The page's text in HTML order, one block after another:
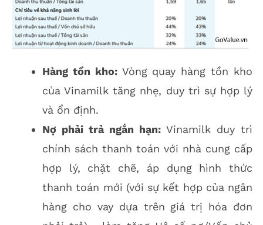
Hàng tồn kho:Vòng quay hàng tồn kho
của Vinamilk tăng nhẹ, duy trì sự hợp lý
và ổn định.
Nợ phải trả ngắn hạn: Vinamilk duy trì
chính sách thanh toán với nhà cung cấp
hợp lý, chặt chẽ, áp dụng hình thức
thanh toán mới (với sự kết hợp của ngân
hàng cho vay dựa trên giá trị hóa đơn